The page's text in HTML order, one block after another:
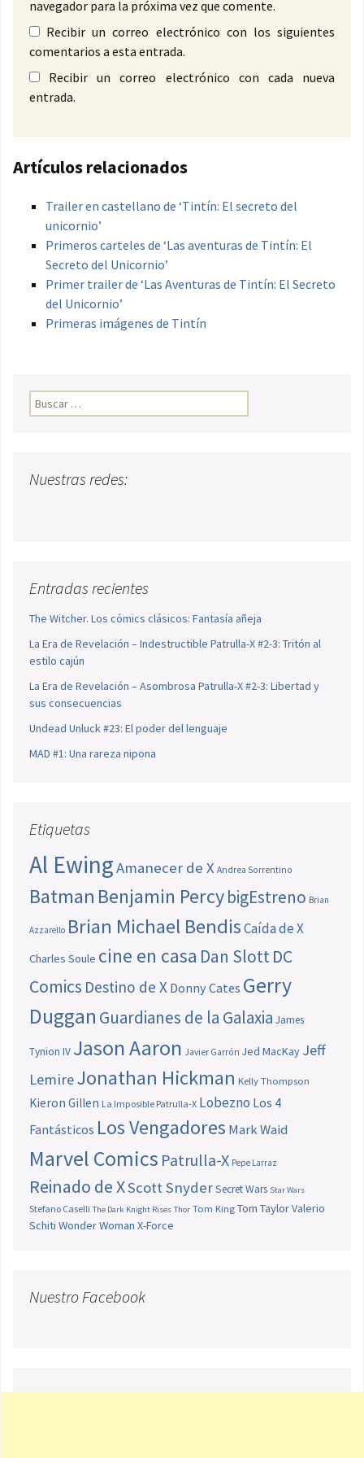
navegador para la próxima vez que comente.
Recibir un correo electrónico con los siguientes
comentarios a esta entrada.
Recibir un correo electrónico con cada nueva
entrada.
Artículos relacionados
Trailer en castellano de ‘Tintín: El secreto del
unicornio’
Primeros carteles de ‘Las aventuras de Tintín: El
Secreto del Unicornio’
Primer trailer de ‘Las Aventuras de Tintín: El Secreto
del Unicornio’
Primeras imágenes de Tintín
Buscar:
Nuestras redes:
Entradas recientes
The Witcher. Los cómics clásicos: Fantasía añeja
La Era de Revelación – Indestructible Patrulla-X #2-3: Tritón al
estilo cajún
La Era de Revelación – Asombrosa Patrulla-X #2-3: Libertad y
sus consecuencias
Undead Unluck #23: El poder del lenguaje
MAD #1: Una rareza nipona
Etiquetas
Al EwingAmanecer de X Andrea Sorrentino
Batman Benjamin PercybigEstreno Brian
Azzarello Brian Michael BendisCaída de X
Charles Soule cine en casa Dan SlottDC
Comics Destino de X Donny Cates Gerry
Duggan Guardianes de la Galaxia James
Tynion IV Jason Aaron Javier Garrón Jed MacKay Jeff
LemireJonathan Hickman Kelly Thompson
Kieron Gillen La Imposible Patrulla-X Lobezno Los 4
Fantásticos Los Vengadores Mark Waid
Marvel Comics Patrulla-X Pepe Larraz
Reinado de XScott SnyderSecret Wars Star Wars
Stefano Caselli The Dark Knight Rises Thor Tom King Tom TaylorValerio
Schiti Wonder Woman X-Force
Nuestro Facebook